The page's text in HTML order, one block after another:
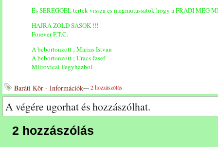
Es SEREGGEL tertek vissza es megmutassatok hogy a FRADI MEG
HAJRA ZOLD SASOK !!!
Forever F.T.C.
A bebortonzott ; Marias Istvan
A bebortonzott ; Uracs Jzsef
Mitrovicai Fegyhazbol
Baráti Kör - Információk---2 hozzászólás
A végére ugorhat és hozzászólhat.
2 hozzászólás